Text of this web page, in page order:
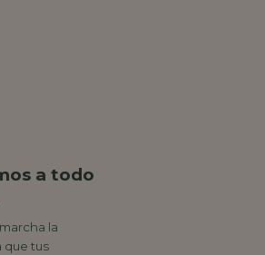
a todo
la
que tus